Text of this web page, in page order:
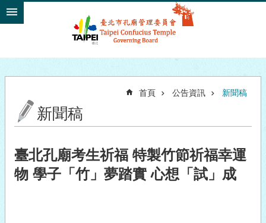
跳到主要內容區塊
首頁 公告資訊 新聞稿
新聞稿
臺北孔廟考生祈福 特製竹節祈福幸運
物 學子「竹」夢踏實 心想「試」成